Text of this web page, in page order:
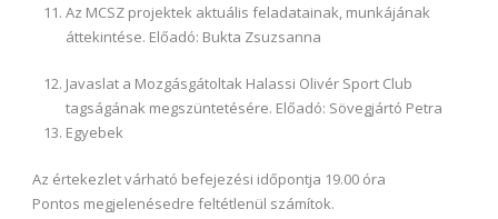
Az MCSZ projektek aktuális feladatainak, munkájának
áttekintése. Előadó: Bukta Zsuzsanna
Javaslat a Mozgásgátoltak Halassi Olivér Sport Club
tagságának megszüntetésére. Előadó: Sövegjártó Petra
Egyebek
Az értekezlet várható befejezési időpontja 19.00 óra
Pontos megjelenésedre feltétlenül számítok.